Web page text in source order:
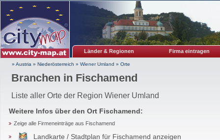
Länder & Regionen Firma eintragen
» Austria » Niederösterreich » Wiener Umland » Orte
Branchen in Fischamend
Liste aller Orte der Region Wiener Umland
Weitere Infos über den Ort Fischamend:
Zeige alle Firmeneinträge aus Fischamend
Landkarte / Stadtplan für Fischamend anzeigen